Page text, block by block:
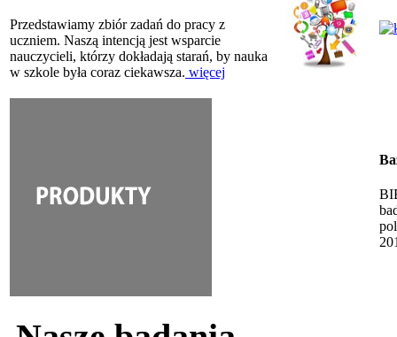
Przedstawiamy zbiór zadań do pracy z
uczniem. Naszą intencją jest wsparcie
nauczycieli, którzy dokładają starań, by nauka
w szkole była coraz ciekawsza. więcej